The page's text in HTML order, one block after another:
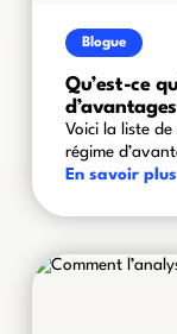
Blogue
Qu’est-ce
Voici la liste
régime
En savoir plus